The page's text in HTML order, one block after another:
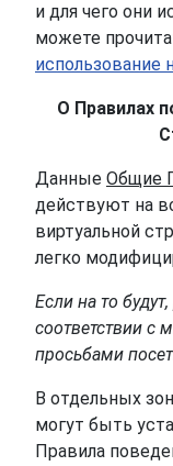
и для чего они
можете
использование
О Правилах
Данные Общие
действуют на
виртуальной
легко
Если на то
соответствии с
просьбами
В отдельных
могут быть
Правила